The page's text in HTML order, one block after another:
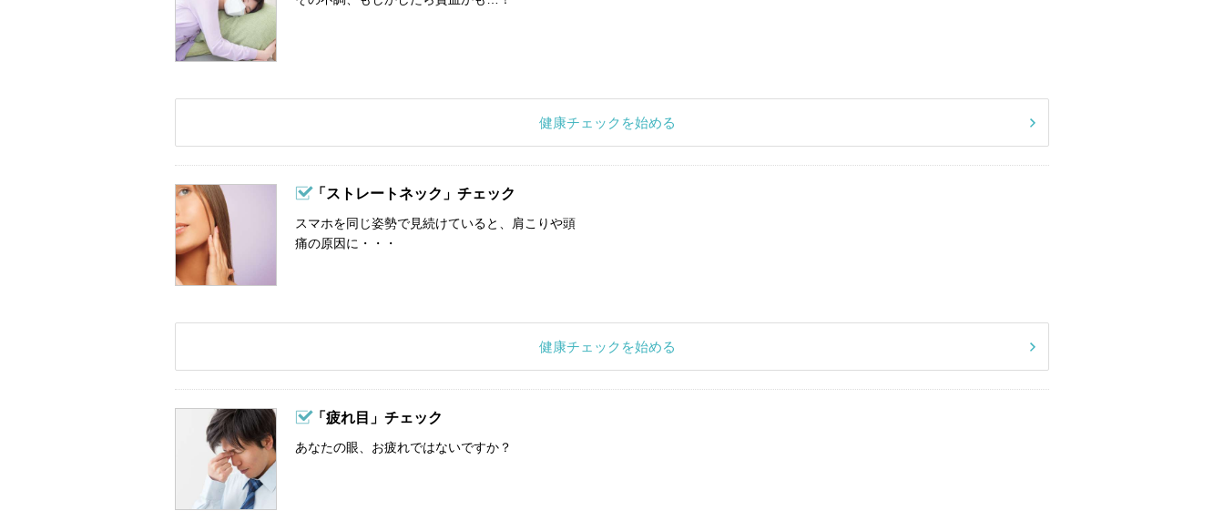
健康チェックを始める
「ストレートネック」チェック
スマホを同じ姿勢で見続けていると、肩こりや頭
痛の原因に・・・
健康チェックを始める
「疲れ目」チェック
あなたの眼、お疲れではないですか？